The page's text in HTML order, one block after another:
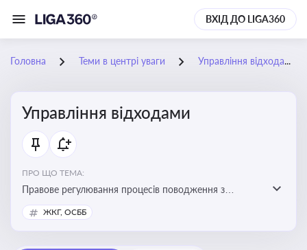
ВХІД ДО LIGA360
Головна Теми в центрі уваги Управління відходами
Управління відходами
ПРО ЩО ТЕМА:
Правове регулювання процесів поводження з
відходами, включаючи їх збирання, оброблення та
утилізацію, дотримання екологічних вимог та
ЖКГ, ОСББ